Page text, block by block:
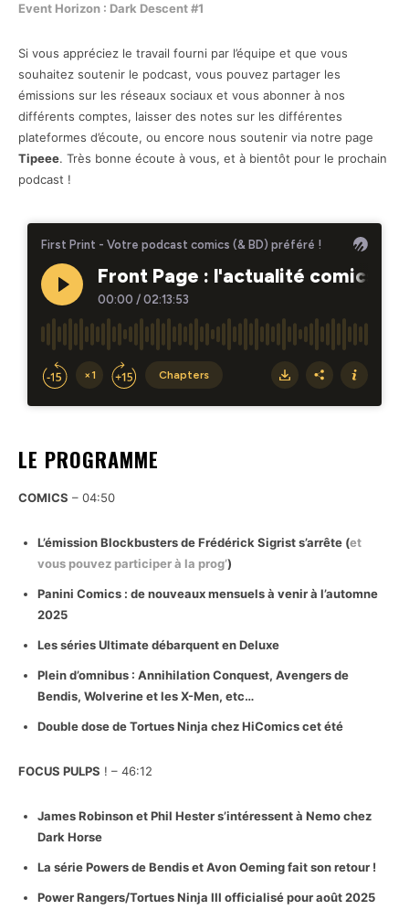
Event Horizon : Dark Descent #1
Si vous appréciez le travail fourni par l’équipe et que vous
souhaitez soutenir le podcast, vous pouvez partager les
émissions sur les réseaux sociaux et vous abonner à nos
différents comptes, laisser des notes sur les différentes
plateformes d’écoute, ou encore nous soutenir via notre page
Tipeee. Très bonne écoute à vous, et à bientôt pour le prochain
podcast !
LE PROGRAMME
COMICS – 04:50
L’émission Blockbusters de Frédérick Sigrist s’arrête (et
vous pouvez participer à la prog’)
Panini Comics : de nouveaux mensuels à venir à l’automne
2025
Les séries Ultimate débarquent en Deluxe
Plein d’omnibus : Annihilation Conquest, Avengers de
Bendis, Wolverine et les X-Men, etc…
Double dose de Tortues Ninja chez HiComics cet été
FOCUS PULPS ! – 46:12
James Robinson et Phil Hester s’intéressent à Nemo chez
Dark Horse
La série Powers de Bendis et Avon Oeming fait son retour !
Power Rangers/Tortues Ninja III officialisé pour août 2025